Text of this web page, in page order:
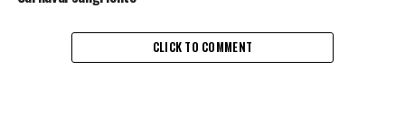
CLICK TO COMMENT